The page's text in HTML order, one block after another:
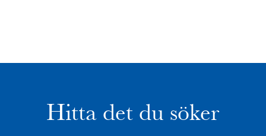
Hitta det du söker